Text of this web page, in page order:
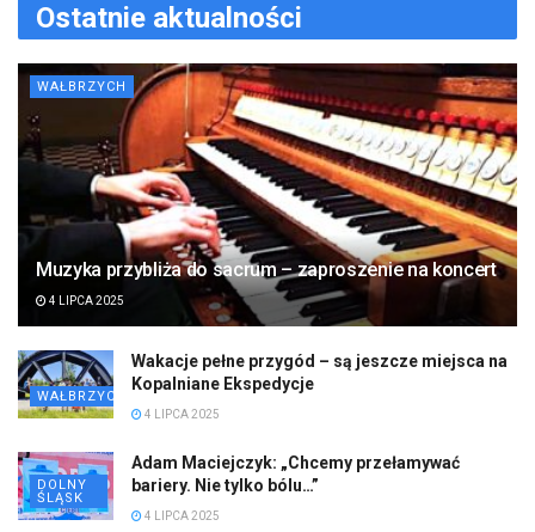
Ostatnie aktualności
WAŁBRZYCH
Muzyka przybliża do sacrum – zaproszenie na koncert
4 LIPCA 2025
WAŁBRZYCH
Wakacje pełne przygód – są jeszcze miejsca na
Kopalniane Ekspedycje
4 LIPCA 2025
DOLNY
ŚLĄSK
Adam Maciejczyk: „Chcemy przełamywać
bariery. Nie tylko bólu…”
4 LIPCA 2025